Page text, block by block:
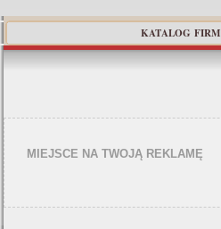
KATALOG FIRM
MIEJSCE NA TWOJĄ REKLAMĘ